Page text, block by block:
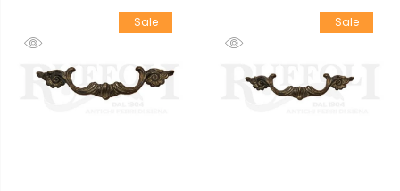
Sale Sale